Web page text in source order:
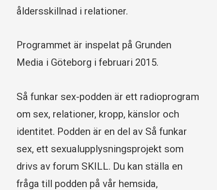
åldersskillnad i relationer.
Programmet är inspelat på Grunden
Media i Göteborg i februari 2015.
Så funkar sex-podden är ett radioprogram
om sex, relationer, kropp, känslor och
identitet. Podden är en del av Så funkar
sex, ett sexualupplysningsprojekt som
drivs av forum SKILL. Du kan ställa en
fråga till podden på vår hemsida,